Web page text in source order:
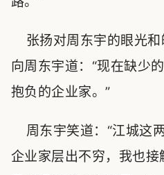
张扬对周东宇的眼光和
向周东宇道：“现在缺少
抱负的企业家。”
周东宇笑道：“江城这
企业家层出不穷，我也